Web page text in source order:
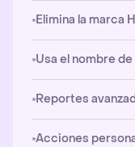
Elimina la marca
Usa el nombre
Reportes
Acciones